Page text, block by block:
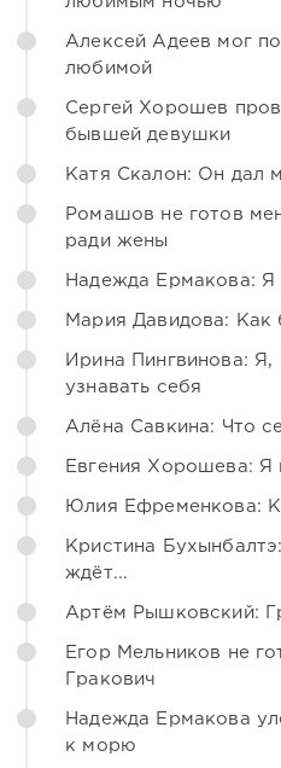
Алексей Адеев мог
любимой
Сергей Хорошев
бывшей девушки
Катя Скалон: Он дал
Ромашов не готов
ради жены
Надежда Ермакова: Я
Мария Давидова: Как
Ирина Пингвинова: Я,
узнавать себя
Алёна Савкина: Что
Евгения Хорошева: Я
Юлия Ефременкова:
Кристина
ждёт...
Артём Рышковский:
Егор Мельников не
Гракович
Надежда Ермакова
к морю